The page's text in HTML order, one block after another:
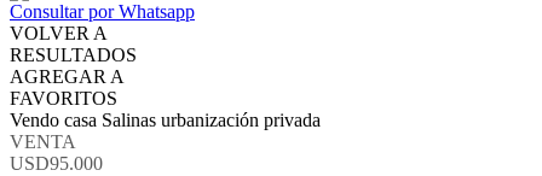
Consultar por Whatsapp
VOLVER A
RESULTADOS
AGREGAR A
FAVORITOS
Vendo casa Salinas urbanización privada
VENTA
USD95.000